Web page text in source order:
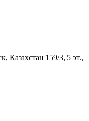
Казахстан 159/3, 5 эт.,